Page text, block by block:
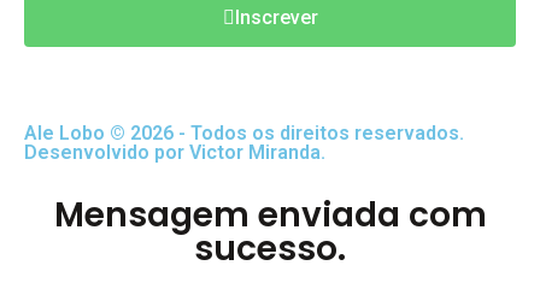
Inscrever
Ale Lobo © 2026 - Todos os direitos reservados.
Desenvolvido por Victor Miranda.
Mensagem enviada com
sucesso.